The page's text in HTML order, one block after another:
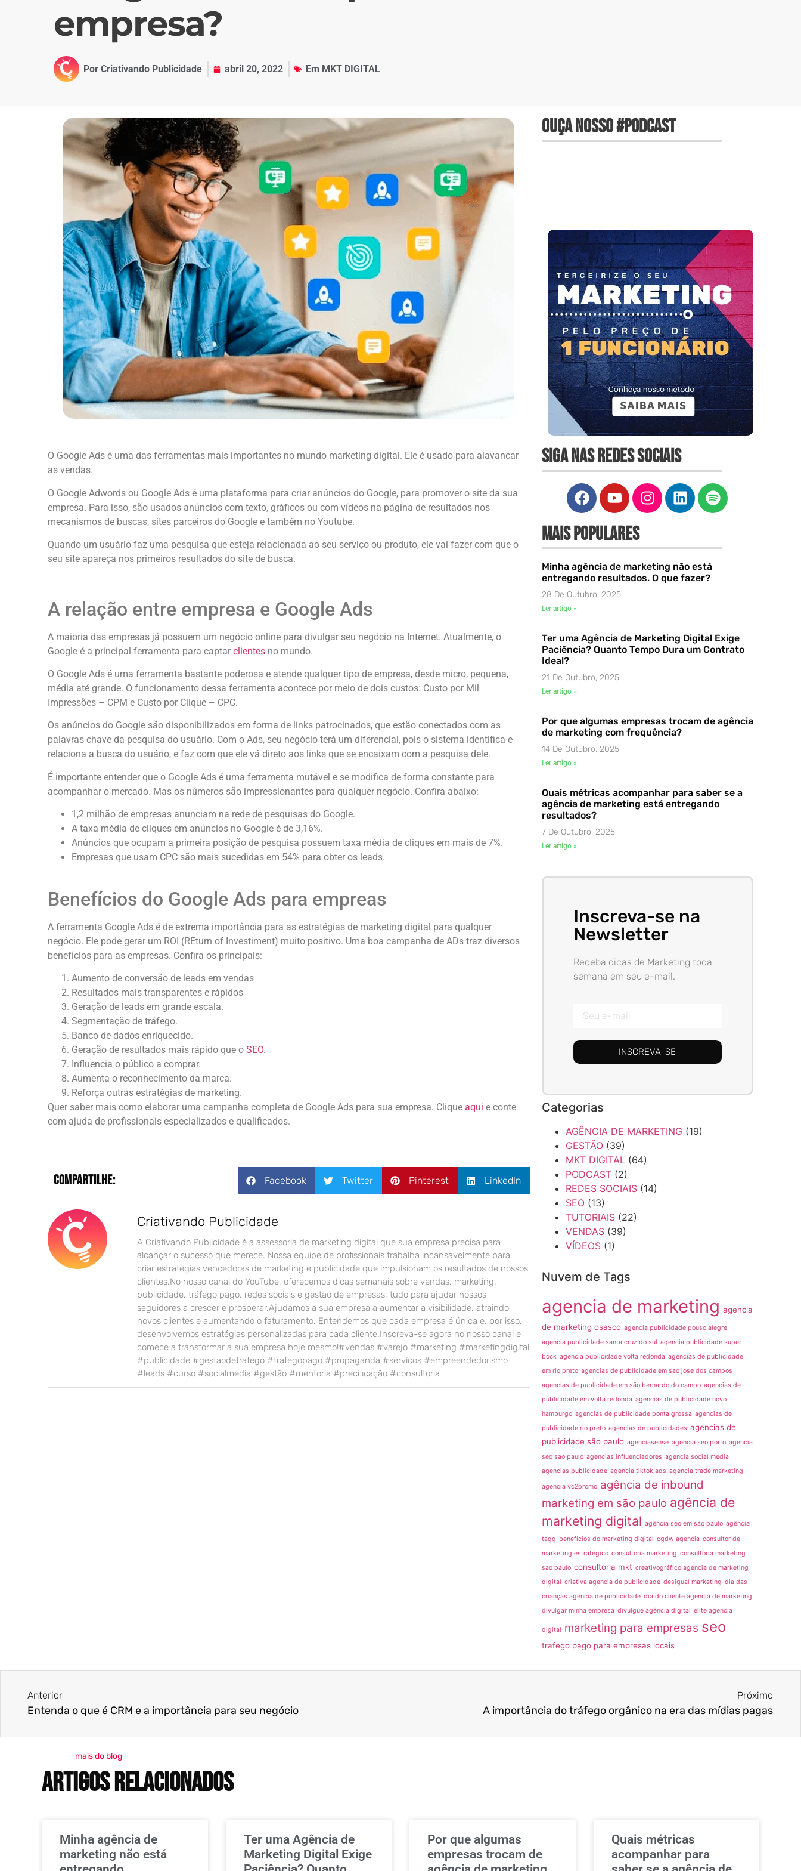
empresa?
Por Criativando Publicidade abril 20, 2022 Em MKT DIGITAL
O Google Ads é uma das ferramentas mais importantes no mundo marketing digital. Ele é usado para alavancar
as vendas.
O Google Adwords ou Google Ads é uma plataforma para criar anúncios do Google, para promover o site da sua
empresa. Para isso, são usados anúncios com texto, gráficos ou com vídeos na página de resultados nos
mecanismos de buscas, sites parceiros do Google e também no Youtube.
Quando um usuário faz uma pesquisa que esteja relacionada ao seu serviço ou produto, ele vai fazer com que o
seu site apareça nos primeiros resultados do site de busca.
A relação entre empresa e Google Ads
A maioria das empresas já possuem um negócio online para divulgar seu negócio na Internet. Atualmente, o
Google é a principal ferramenta para captar clientes no mundo.
O Google Ads é uma ferramenta bastante poderosa e atende qualquer tipo de empresa, desde micro, pequena,
média até grande. O funcionamento dessa ferramenta acontece por meio de dois custos: Custo por Mil
Impressões – CPM e Custo por Clique – CPC.
Os anúncios do Google são disponibilizados em forma de links patrocinados, que estão conectados com as
palavras-chave da pesquisa do usuário. Com o Ads, seu negócio terá um diferencial, pois o sistema identifica e
relaciona a busca do usuário, e faz com que ele vá direto aos links que se encaixam com a pesquisa dele.
É importante entender que o Google Ads é uma ferramenta mutável e se modifica de forma constante para
acompanhar o mercado. Mas os números são impressionantes para qualquer negócio. Confira abaixo:
1,2 milhão de empresas anunciam na rede de pesquisas do Google.
A taxa média de cliques em anúncios no Google é de 3,16%.
Anúncios que ocupam a primeira posição de pesquisa possuem taxa média de cliques em mais de 7%.
Empresas que usam CPC são mais sucedidas em 54% para obter os leads.
Benefícios do Google Ads para empreas
A ferramenta Google Ads é de extrema importância para as estratégias de marketing digital para qualquer
negócio. Ele pode gerar um ROI (REturn of Investiment) muito positivo. Uma boa campanha de ADs traz diversos
benefícios para as empresas. Confira os principais:
Aumento de conversão de leads em vendas
Resultados mais transparentes e rápidos
Geração de leads em grande escala.
Segmentação de tráfego.
Banco de dados enriquecido.
Geração de resultados mais rápido que o SEO.
Influencia o público a comprar.
Aumenta o reconhecimento da marca.
Reforça outras estratégias de marketing.
Quer saber mais como elaborar uma campanha completa de Google Ads para sua empresa. Clique aqui e conte
com ajuda de profissionais especializados e qualificados.
Compartilhe: Facebook Twitter Pinterest LinkedIn
Criativando Publicidade
A Criativando Publicidade é a assessoria de marketing digital que sua empresa precisa para
alcançar o sucesso que merece. Nossa equipe de profissionais trabalha incansavelmente para
criar estratégias vencedoras de marketing e publicidade que impulsionam os resultados de nossos
clientes.No nosso canal do YouTube, oferecemos dicas semanais sobre vendas, marketing,
publicidade, tráfego pago, redes sociais e gestão de empresas, tudo para ajudar nossos
seguidores a crescer e prosperar.Ajudamos a sua empresa a aumentar a visibilidade, atraindo
novos clientes e aumentando o faturamento. Entendemos que cada empresa é única e, por isso,
desenvolvemos estratégias personalizadas para cada cliente.Inscreva-se agora no nosso canal e
comece a transformar a sua empresa hoje mesmo!#vendas #varejo #marketing #marketingdigital
#publicidade #gestaodetrafego #trafegopago #propaganda #servicos #empreendedorismo
#leads #curso #socialmedia #gestão #mentoria #precificação #consultoria
OUÇA NOSSO #PODCAST
SIGA NAS REDES SOCIAIS
MAIS POPULARES
Minha agência de marketing não está
entregando resultados. O que fazer?
28 De Outubro, 2025
Ler artigo »
Ter uma Agência de Marketing Digital Exige
Paciência? Quanto Tempo Dura um Contrato
Ideal?
21 De Outubro, 2025
Ler artigo »
Por que algumas empresas trocam de agência
de marketing com frequência?
14 De Outubro, 2025
Ler artigo »
Quais métricas acompanhar para saber se a
agência de marketing está entregando
resultados?
7 De Outubro, 2025
Ler artigo »
Inscreva-se na
Newsletter
Receba dicas de Marketing toda
semana em seu e-mail.
INSCREVA-SE
Categorias
AGÊNCIA DE MARKETING (19)
GESTÃO(39)
MKT DIGITAL (64)
PODCAST(2)
REDES SOCIAIS(14)
SEO(13)
TUTORIAIS(22)
VENDAS(39)
VÍDEOS(1)
Nuvem de Tags
agencia de marketing agencia
de marketing osasco agencia publicidade pouso alegre
agencia publicidade santa cruz do sul agencia publicidade super
bock agencia publicidade volta redonda agencias de publicidade
em rio preto agencias de publicidade em sao jose dos campos
agencias de publicidade em são bernardo do campo agencias de
publicidade em volta redonda agencias de publicidade novo
hamburgo agencias de publicidade ponta grossa agencias de
publicidade rio preto agencias de publicidades agencias de
publicidade são paulo agenciasense agencia seo porto agencia
seo sao paulo agencias influenciadores agencia social media
agencias publicidade agencia tiktok ads agencia trade marketing
agencia vc2promo agência de inbound
marketing em são paulo agência de
marketing digital agência seo em são paulo agência
tagg benefícios do marketing digital cgdw agencia consultor de
marketing estratégico consultoria marketing consultoria marketing
sao paulo consultoria mkt creativográfico agencia de marketing
digital criativa agencia de publicidade desigual marketing dia das
crianças agencia de publicidade dia do cliente agencia de marketing
divulgar minha empresa divulgue agência digital elite agencia
digital marketing para empresas seo
trafego pago para empresas locais
Anterior
Entenda o que é CRM e a importância para seu negócio
Próximo
A importância do tráfego orgânico na era das mídias pagas
mais do blog
artigos relacionados
Minha agência de
marketing não está
Ter uma Agência de
Marketing Digital Exige
Por que algumas
empresas trocam de
Quais métricas
acompanhar para